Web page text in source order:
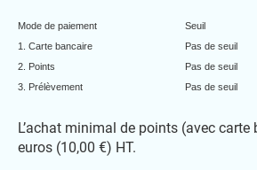
Mode de paiement Seuil
1. Carte bancaire
Pas de seuil
2. Points
Pas de seuil
3. Prélèvement
Pas de seuil
L’achat minimal de points (avec
euros (10,00 €) HT.